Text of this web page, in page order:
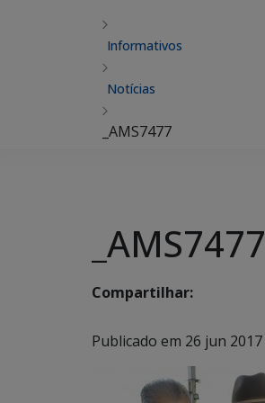
Informativos
Notícias
_AMS7477
_AMS7477
Compartilhar:
Publicado em 26 jun 2017